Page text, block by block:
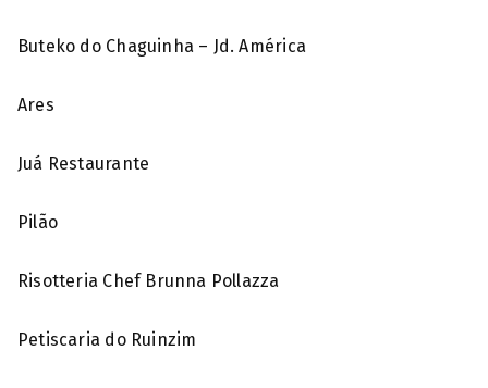
Buteko do Chaguinha – Jd. América
Ares
Juá Restaurante
Pilão
Risotteria Chef Brunna Pollazza
Petiscaria do Ruinzim